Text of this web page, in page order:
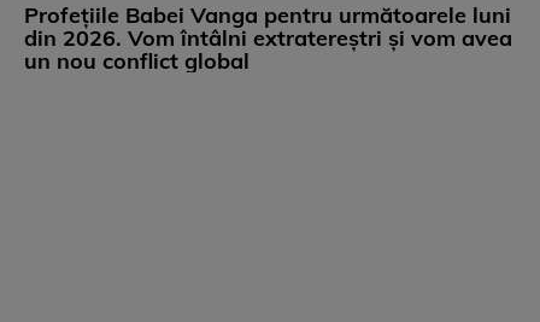
Profețiile Babei Vanga pentru următoarele luni
din 2026. Vom întâlni extratereștri și vom avea
un nou conflict global